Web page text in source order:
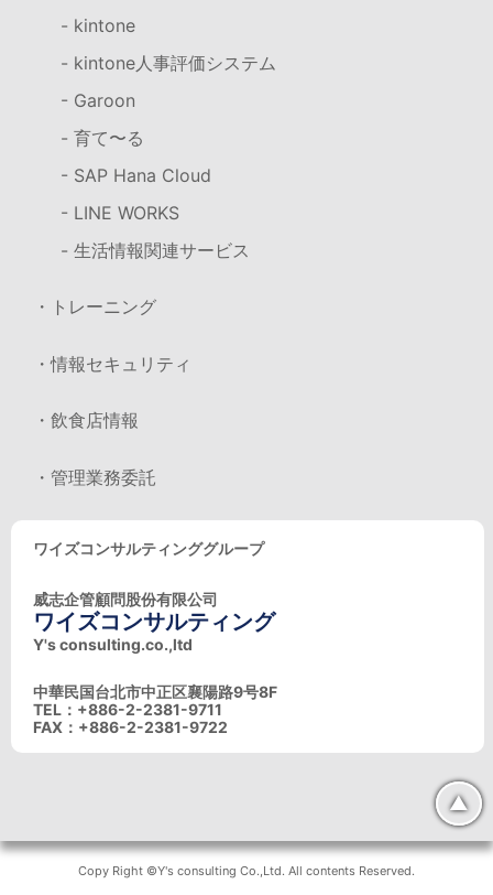
- kintone
- kintone人事評価システム
- Garoon
- 育て〜る
- SAP Hana Cloud
- LINE WORKS
- 生活情報関連サービス
・トレーニング
・情報セキュリティ
・飲食店情報
・管理業務委託
ワイズコンサルティンググループ
威志企管顧問股份有限公司
ワイズコンサルティング
Y's consulting.co.,ltd
中華民国台北市中正区襄陽路9号8F
TEL：+886-2-2381-9711
FAX：+886-2-2381-9722
▲
Copy Right ©Y's consulting Co.,Ltd. All contents Reserved.